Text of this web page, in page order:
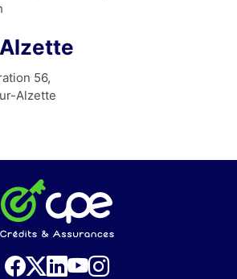
56,
Alzette